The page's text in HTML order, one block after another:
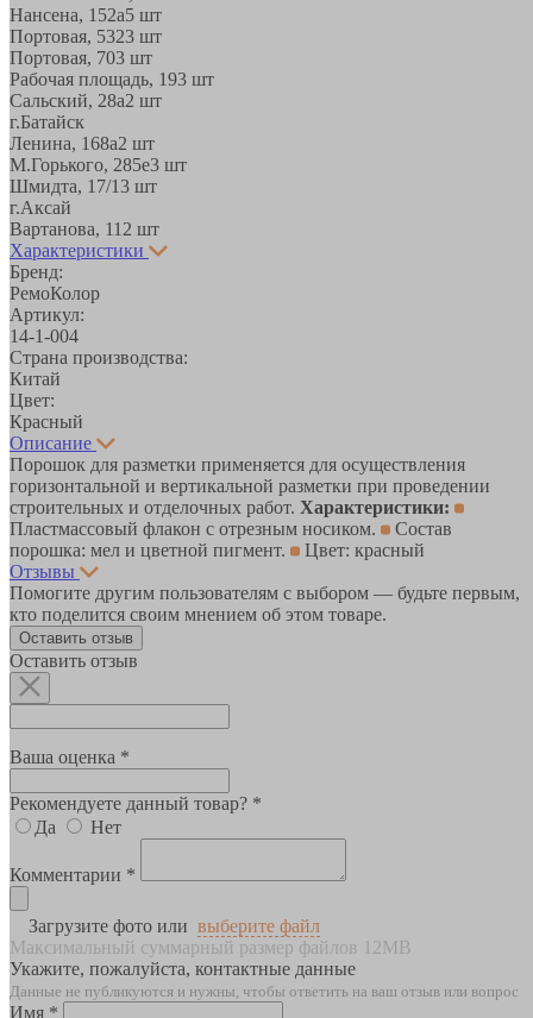
Нансена, 152а5 шт
Портовая, 5323 шт
Портовая, 703 шт
Рабочая площадь, 193 шт
Сальский, 28a2 шт
г.Батайск
Ленина, 168а2 шт
М.Горького, 285е3 шт
Шмидта, 17/13 шт
г.Аксай
Вартанова, 11 2 шт
Характеристики
Бренд:
РемоКолор
Артикул:
14-1-004
Страна производства:
Китай
Цвет:
Красный
Описание
Порошок для разметки применяется для осуществления
горизонтальной и вертикальной разметки при проведении
строительных и отделочных работ. Характеристики:
Пластмассовый флакон с отрезным носиком.
Состав
порошка: мел и цветной пигмент.
Цвет: красный
Отзывы
Помогите другим пользователям с выбором — будьте первым,
кто поделится своим мнением об этом товаре.
Оставить отзыв
Оставить отзыв
Ваша оценка *
Рекомендуете данный товар? *
Да
Нет
Комментарии *
Загрузите фото или выберите файл
Максимальный суммарный размер файлов 12MB
Укажите, пожалуйста, контактные данные
Данные не публикуются и нужны, чтобы ответить на ваш отзыв или вопрос
Имя *